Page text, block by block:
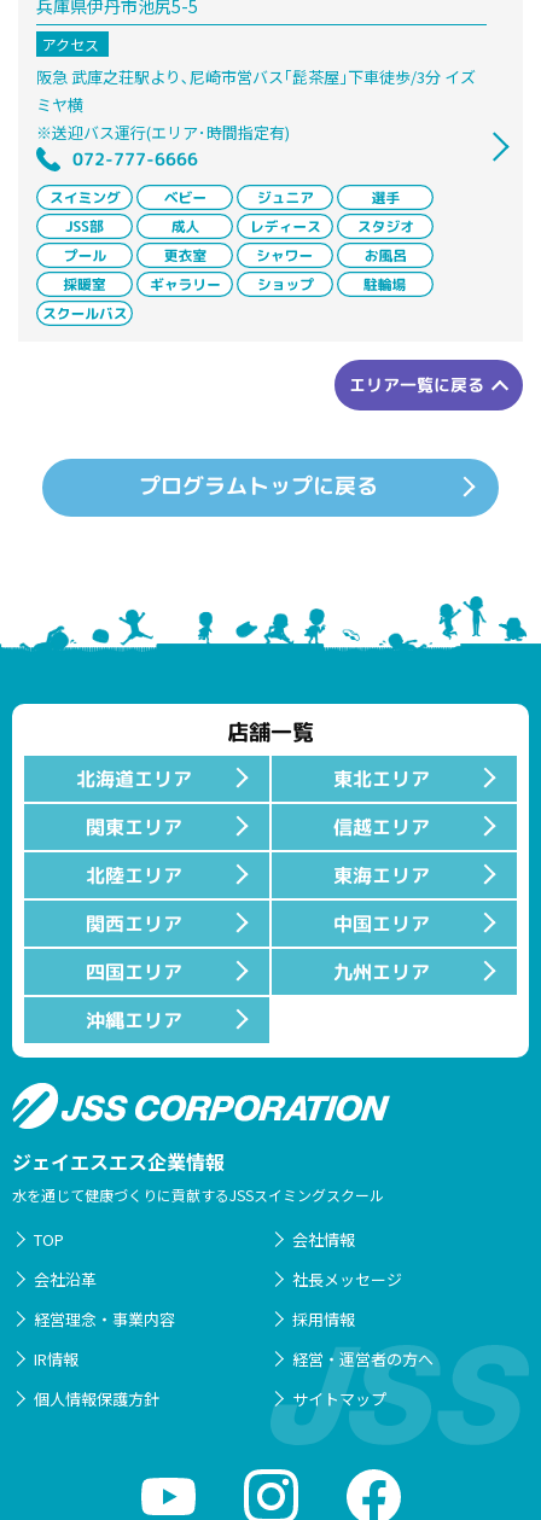
兵庫県伊丹市池尻5-5
アクセス
阪急 武庫之荘駅より､尼崎市営バス｢髭茶屋｣下車徒歩/3分 イズ
ミヤ横
※送迎バス運行(エリア･時間指定有)
072-777-6666
エリア一覧に戻る
プログラムトップに戻る
店舗一覧
北海道エリア
東北エリア
関東エリア
信越エリア
北陸エリア
東海エリア
関西エリア
中国エリア
四国エリア
九州エリア
沖縄エリア
ジェイエスエス企業情報
水を通じて健康づくりに貢献するJSSスイミングスクール
TOP
会社情報
会社沿革
社長メッセージ
経営理念・事業内容
採用情報
IR情報
経営・運営者の方へ
個人情報保護方針
サイトマップ